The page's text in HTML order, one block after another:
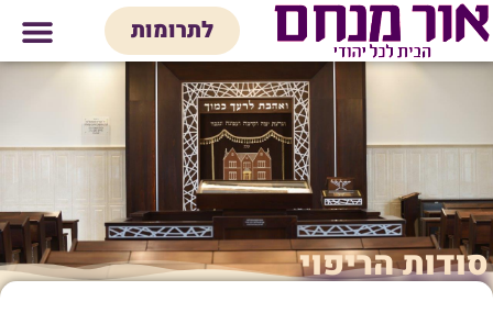
לתוכן
לתרומות
סודות הריפוי